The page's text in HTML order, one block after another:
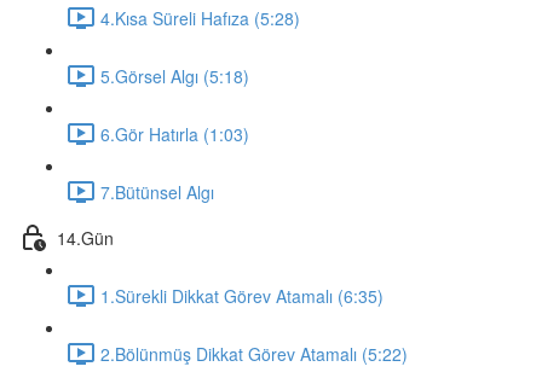
4.Kısa Süreli Hafıza (5:28)
5.Görsel Algı (5:18)
6.Gör Hatırla (1:03)
7.Bütünsel Algı
14.Gün
1.Sürekli Dikkat Görev Atamalı (6:35)
2.Bölünmüş Dikkat Görev Atamalı (5:22)